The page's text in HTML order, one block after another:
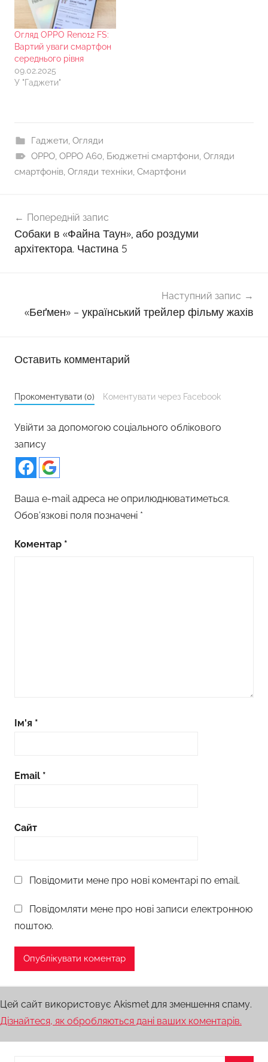
Огляд OPPO Reno12 FS:
Вартий уваги смартфон
середнього рівня
09.02.2025
У "Гаджети"
Гаджети, Огляди
OPPO, OPPO A60, Бюджетні смартфони, Огляди
смартфонів, Огляди техніки, Смартфони
записів
Попередній запис
Собаки в «Файна Таун», або роздуми
архітектора. Частина 5
Наступний запис
«Беґмен» – український трейлер фільму жахів
Оставить комментарий
Прокоментувати (0) Коментувати через Facebook
Увійти за допомогою соціального облікового
запису
Ваша e-mail адреса не оприлюднюватиметься.
Обов’язкові поля позначені *
Коментар *
Ім'я *
Email *
Сайт
Повідомити мене про нові коментарі по email.
Повідомляти мене про нові записи електронною
поштою.
Цей сайт використовує Akismet для зменшення спаму.
Дізнайтеся, як обробляються дані ваших коментарів.